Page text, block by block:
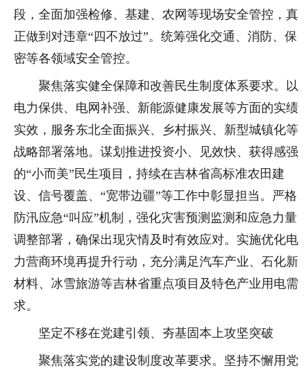
段，全面加强检修、基建、农网等现场安全管控，真
正做到对违章“四不放过”。统筹强化交通、消防、保
密等各领域安全管控。
聚焦落实健全保障和改善民生制度体系要求。以
电力保供、电网补强、新能源健康发展等方面的实绩
实效，服务东北全面振兴、乡村振兴、新型城镇化等
战略部署落地。谋划推进投资小、见效快、获得感强
的“小而美”民生项目，持续在吉林省高标准农田建
设、信号覆盖、“宽带边疆”等工作中彰显担当。严格
防汛应急“叫应”机制，强化灾害预测监测和应急力量
调整部署，确保出现灾情及时有效应对。实施优化电
力营商环境再提升行动，充分满足汽车产业、石化新
材料、冰雪旅游等吉林省重点项目及特色产业用电需
求。
坚定不移在党建引领、夯基固本上攻坚突破
聚焦落实党的建设制度改革要求。坚持不懈用党